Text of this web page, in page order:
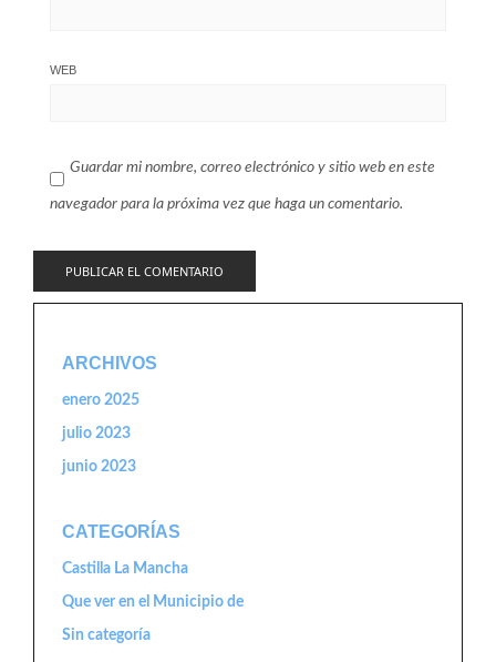
WEB
Guardar mi nombre, correo electrónico y sitio web en este
navegador para la próxima vez que haga un comentario.
ARCHIVOS
enero 2025
julio 2023
junio 2023
CATEGORÍAS
Castilla La Mancha
Que ver en el Municipio de
Sin categoría